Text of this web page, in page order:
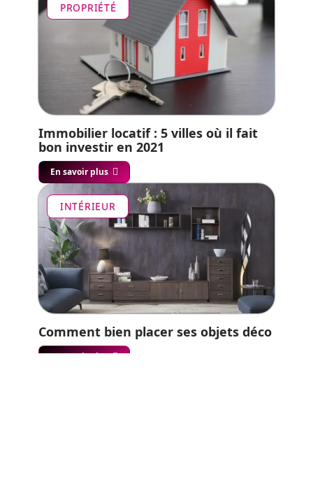
PROPRIÉTÉ
Immobilier locatif : 5 villes où il fait
bon investir en 2021
En savoir plus
INTÉRIEUR
Comment bien placer ses objets déco
En savoir plus